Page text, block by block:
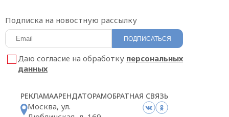
РЕКЛАМААРЕНДАТОРАМОБРАТНАЯ СВЯЗЬ
Москва, ул.
Подписка на новостную рассылку
ПОДПИСАТЬСЯ
Даю согласие на обработку персональных
данных